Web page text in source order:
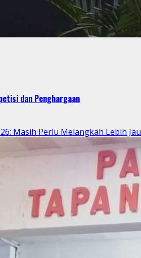
dan Penghargaan
Masih Perlu Melangkah Lebih